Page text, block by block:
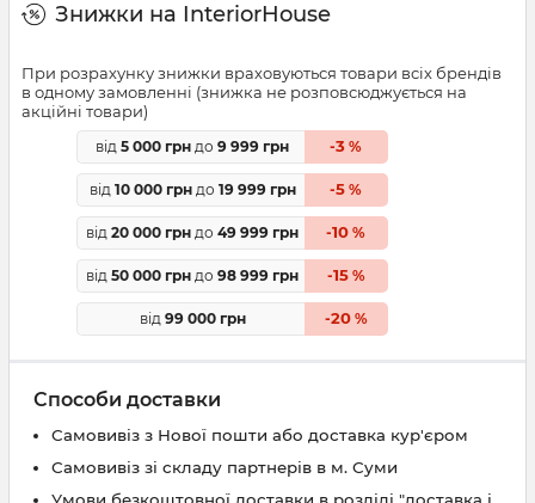
Знижки на InteriorHouse
При розрахунку знижки враховуються товари всіх брендів
в одному замовленні (знижка не розповсюджується на
акційні товари)
від 5 000 грн до 9 999 грн -3 %
від 10 000 грндо 19 999 грн -5 %
від 20 000 грн до 49 999 грн -10 %
від 50 000 грн до 98 999 грн -15%
від 99 000 грн -20%
Способи доставки
Самовивіз з Нової пошти або доставка кур'єром
Самовивіз зі складу партнерів в м. Суми